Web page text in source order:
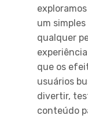
um
qualquer
que os
usuários
divertir,
conteúdo